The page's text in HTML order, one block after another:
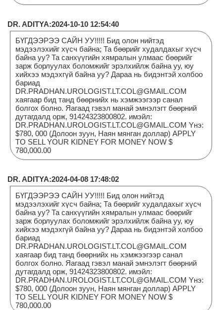
DR. ADITYA:2024-10-10 12:54:40
БҮГДЭЭРЭЭ САЙН УУ!!!!! Бид олон нийтэд
мэдээлэхийг хүсч байна; Та бөөрийг худалдахыг хүсч
байна уу? Та санхүүгийн хямралын улмаас бөөрийг
зарж борлуулах боломжийг эрэлхийлж байна уу, юу
хийхээ мэдэхгүй байна уу? Дараа нь бидэнтэй холбоо
бариад
DR.PRADHAN.UROLOGIST.LT.COL@GMAIL.COM
хаягаар бид танд бөөрнийх нь хэмжээгээр санал
болгох болно. Яагаад гэвэл манай эмнэлэгт бөөрний
дутагдалд орж, 91424323800802. имэйл:
DR.PRADHAN.UROLOGIST.LT.COL@GMAIL.COM Yнэ:
$780, 000 (Долоон зуун, Наян мянган доллар) APPLY
TO SELL YOUR KIDNEY FOR MONEY NOW $
780,000.00
DR. ADITYA:2024-04-08 17:48:02
БҮГДЭЭРЭЭ САЙН УУ!!!!! Бид олон нийтэд
мэдээлэхийг хүсч байна; Та бөөрийг худалдахыг хүсч
байна уу? Та санхүүгийн хямралын улмаас бөөрийг
зарж борлуулах боломжийг эрэлхийлж байна уу, юу
хийхээ мэдэхгүй байна уу? Дараа нь бидэнтэй холбоо
бариад
DR.PRADHAN.UROLOGIST.LT.COL@GMAIL.COM
хаягаар бид танд бөөрнийх нь хэмжээгээр санал
болгох болно. Яагаад гэвэл манай эмнэлэгт бөөрний
дутагдалд орж, 91424323800802. имэйл:
DR.PRADHAN.UROLOGIST.LT.COL@GMAIL.COM Yнэ:
$780, 000 (Долоон зуун, Наян мянган доллар) APPLY
TO SELL YOUR KIDNEY FOR MONEY NOW $
780,000.00